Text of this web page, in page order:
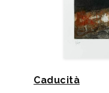
Caducità